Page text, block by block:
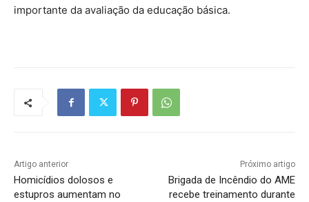
importante da avaliação da educação básica.
Artigo anterior
Homicídios dolosos e
estupros aumentam no
Próximo artigo
Brigada de Incêndio do AME
recebe treinamento durante